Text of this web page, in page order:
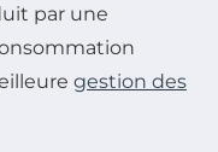
par une
gestion des